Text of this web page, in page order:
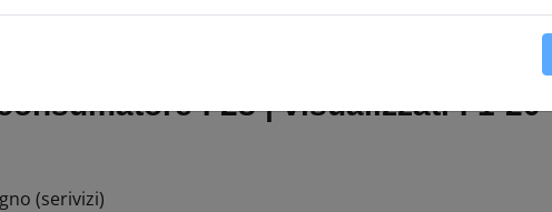
: 28 | visualizzati : 1-20
(serivizi)